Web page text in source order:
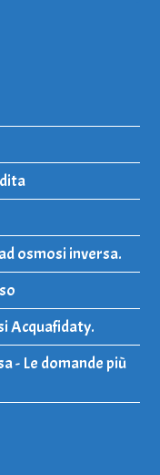
osmosi inversa.
Acquafidaty.
- Le domande più